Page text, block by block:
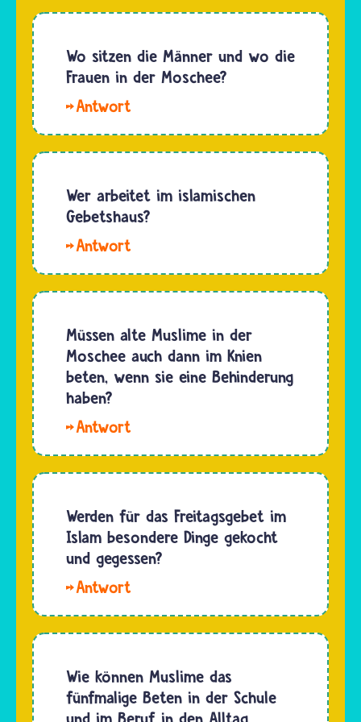
Gebetsruf.
steigt er
in die
Gebetskanzel,
Begriff
steht für
die
einer
Moschee,
wo der
Feiertagen
und zum
Freitagsgebet…
Wo sitzen die Männer und wo die
Frauen in der Moschee?
und
sitzen in
den
in
verschiedenen
Bereichen.
ersten
Moscheen
der Welt
gab…
Wer arbeitet im islamischen
Gebetshaus?
Gebetshaus
Musliminnen
und
Muslimen
heißt
Dort
arbeitet
vornehmlich
Imam,
also der
Vorbeter…
Müssen alte Muslime in der
Moschee auch dann im Knien
beten, wenn sie eine Behinderung
haben?
Gebete
zu den
fünf
Grundsäulen
Islams,
an die
alle
und
Muslime
Werden für das Freitagsgebet im
Islam besondere Dinge gekocht
und gegessen?
Es gibt
speziellen
Rezepte
für
Wie können Muslime das
fünfmalige Beten in der Schule